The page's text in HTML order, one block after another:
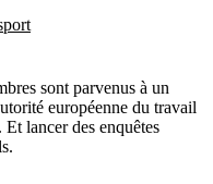
sont parvenus à un
européenne du travail
lancer des enquêtes